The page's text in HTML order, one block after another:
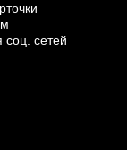
сетей